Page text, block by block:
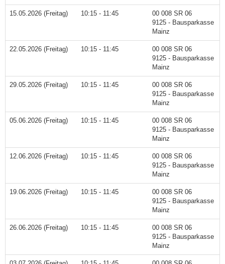
15.05.2026 (Freitag) 10:15 - 11:45
00 008 SR 06
9125 - Bausparkasse
Mainz
22.05.2026 (Freitag) 10:15 - 11:45
00 008 SR 06
9125 - Bausparkasse
Mainz
29.05.2026 (Freitag) 10:15 - 11:45
00 008 SR 06
9125 - Bausparkasse
Mainz
05.06.2026 (Freitag) 10:15 - 11:45
00 008 SR 06
9125 - Bausparkasse
Mainz
12.06.2026 (Freitag) 10:15 - 11:45
00 008 SR 06
9125 - Bausparkasse
Mainz
19.06.2026 (Freitag) 10:15 - 11:45
00 008 SR 06
9125 - Bausparkasse
Mainz
26.06.2026 (Freitag) 10:15 - 11:45
00 008 SR 06
9125 - Bausparkasse
Mainz